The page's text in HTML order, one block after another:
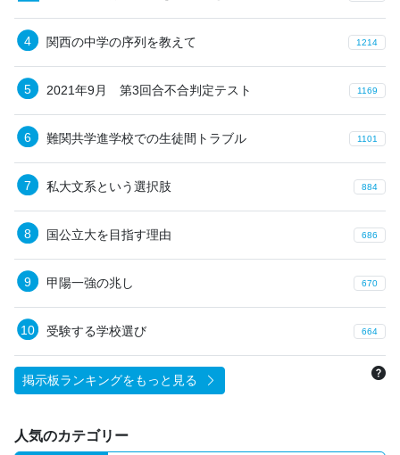
関西の中学の序列を教えて 1214
2021年9月 第3回合不合判定テスト 1169
難関共学進学校での生徒間トラブル 1101
私大文系という選択肢 884
国公立大を目指す理由 686
甲陽一強の兆し 670
受験する学校選び 664
掲示板ランキングをもっと見る
人気のカテゴリー